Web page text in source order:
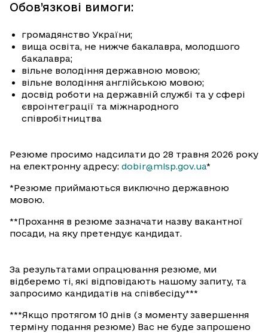
Обов’язкові вимоги:
громадянство України;
вища освіта, не нижче бакалавра, молодшого
бакалавра;
вільне володіння державною мовою;
вільне володіння англійською мовою;
досвід роботи на державній службі та у сфері
євроінтеграції та міжнародного
співробітництва
Резюме просимо надсилати до 28 травня 2026 року
на електронну адресу: dobir@mlsp.gov.ua*
*Резюме приймаються виключно державною
мовою.
**Прохання в резюме зазначати назву вакантної
посади, на яку претендує кандидат.
За результатами опрацювання резюме, ми
відберемо ті, які відповідають нашому запиту, та
запросимо кандидатів на співбесіду***
***Якщо протягом 10 днів (з моменту завершення
терміну подання резюме) Вас не буде запрошено